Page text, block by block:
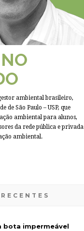
ambiental brasileiro,
de São Paulo – USP, que
ambiental para alunos,
da rede pública e privada
ambiental.
bota impermeável